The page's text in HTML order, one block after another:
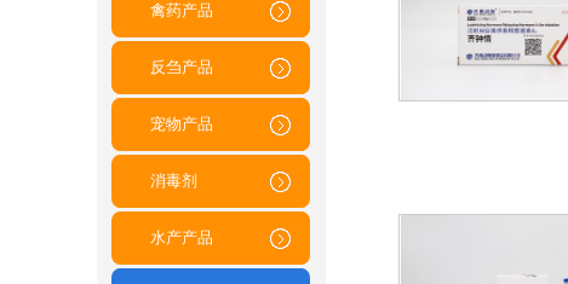
禽药产品
反刍产品
宠物产品
消毒剂
水产产品